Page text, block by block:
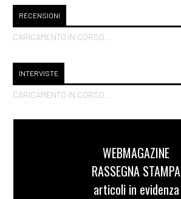
RECENSIONI
CARICAMENTO IN CORSO...
INTERVISTE
CARICAMENTO IN CORSO...
WEBMAGAZINE
RASSEGNA STAMPA
articoli in evidenza